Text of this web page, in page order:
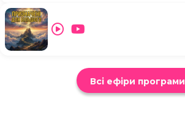
Всі ефіри програми